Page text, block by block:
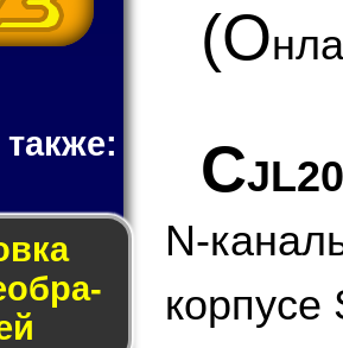
(О
C
N-
корпусе